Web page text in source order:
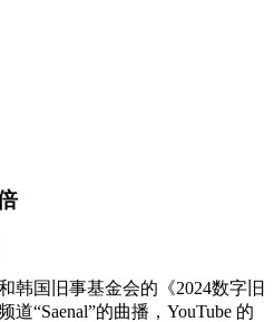
国旧事基金会的《2024数字旧
“Saenal”的曲播，YouTube 的